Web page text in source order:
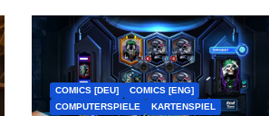
COMICS [DEU]
COMICS [ENG]
COMPUTERSPIELE
KARTENSPIEL